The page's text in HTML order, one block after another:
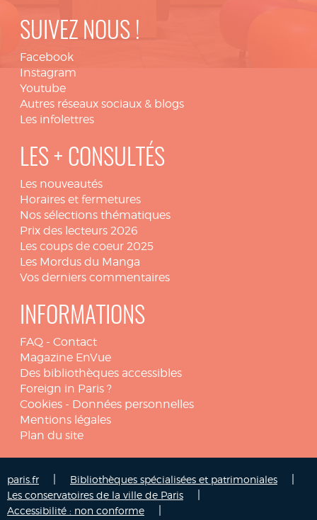
SUIVEZ NOUS !
Facebook
Instagram
Youtube
Autres réseaux sociaux & blogs
Les infolettres
LES + CONSULTÉS
Les nouveautés
Horaires et fermetures
Nos sélections thématiques
Prix des lecteurs 2026
Les coups de coeur 2025
Les Mordus du Manga
Vos derniers commentaires
INFORMATIONS
FAQ - Contact
Magazine EnVue
Des bibliothèques accessibles
Foreign in Paris ?
Cookies - Données personnelles
Mentions légales
Plan du site
paris.fr Bibliothèques spécialisées et patrimoniales
Les conservatoires de la ville de Paris
Accessibilité : non conforme